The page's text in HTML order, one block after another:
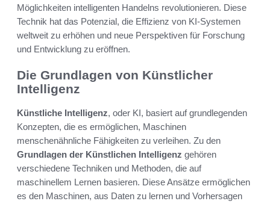
Möglichkeiten intelligenten Handelns revolutionieren. Diese
Technik hat das Potenzial, die Effizienz von KI-Systemen
weltweit zu erhöhen und neue Perspektiven für Forschung
und Entwicklung zu eröffnen.
Die Grundlagen von Künstlicher
Intelligenz
Künstliche Intelligenz, oder KI, basiert auf grundlegenden
Konzepten, die es ermöglichen, Maschinen
menschenähnliche Fähigkeiten zu verleihen. Zu den
Grundlagen der Künstlichen Intelligenz gehören
verschiedene Techniken und Methoden, die auf
maschinellem Lernen basieren. Diese Ansätze ermöglichen
es den Maschinen, aus Daten zu lernen und Vorhersagen